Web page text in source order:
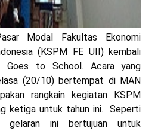
Modal Fakultas Ekonomi
(KSPM FE UII) kembali
Goes to School. Acara yang
(20/10) bertempat di MAN
rangkain kegiatan KSPM
ketiga untuk tahun ini. Seperti
gelaran ini bertujuan untuk